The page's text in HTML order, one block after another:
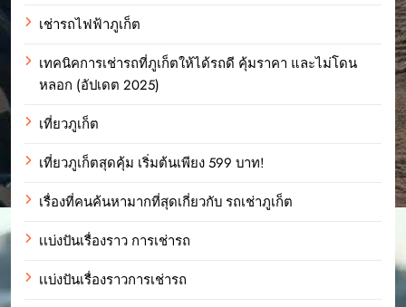
เช่ารถไฟฟ้าภูเก็ต
เทคนิคการเช่ารถที่ภูเก็ตให้ได้รถดี คุ้มราคา และไม่โดน
หลอก (อัปเดต 2025)
เที่ยวภูเก็ต
เที่ยวภูเก็ตสุดคุ้ม เริ่มต้นเพียง 599 บาท!
เรื่องที่คนค้นหามากที่สุดเกี่ยวกับ รถเช่าภูเก็ต
เเบ่งปันเรื่องราว การเช่ารถ
เเบ่งปันเรื่องราวการเช่ารถ